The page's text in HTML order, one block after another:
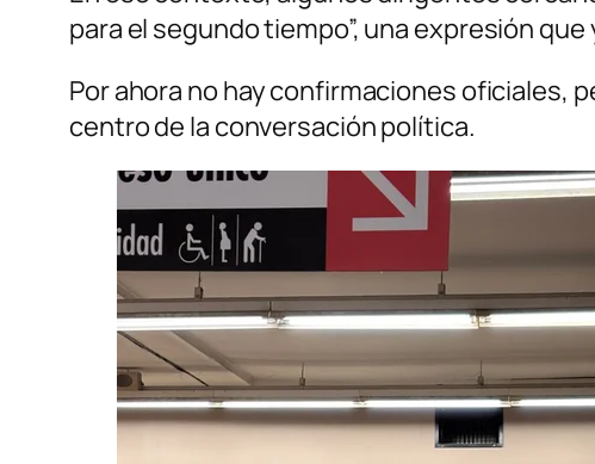
para el segundo tiempo”, una expresión
Por ahora no hay confirmaciones oficiales,
centro de la conversación política.